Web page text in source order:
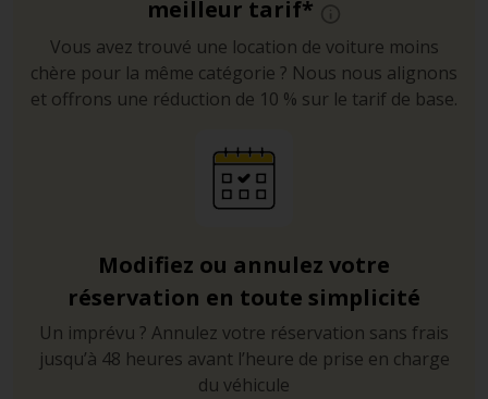
péages sont rares en Angleterre. La seule autoroute à
péage autour de Manchester est la M-6. La vitesse y est
limitée à 70 mph (miles par heure), soit environ 116
kilomètres/heure.
- Familiarisez-vous avec la conduite à gauche. Hormis le
volant à droite, la configuration du véhicule reste
similaire à un véhicule européen (pédales, levier de
sont à emprunter dans le sens inverse des aiguilles
d’une montre.
meilleur tarif*
Vous avez trouvé une location de voiture moins
chère pour la même catégorie ? Nous nous alignons
et offrons une réduction de 10 % sur le tarif de base.
Modifiez ou annulez votre
réservation en toute simplicité
Un imprévu ? Annulez votre réservation sans frais
jusqu’à 48 heures avant l’heure de prise en charge
du véhicule